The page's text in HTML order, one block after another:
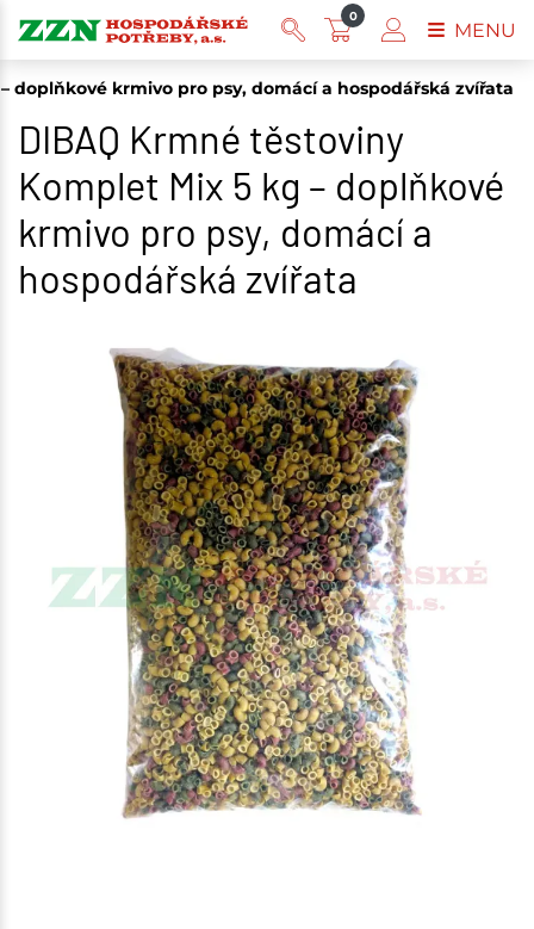
doplňkové krmivo pro psy, domácí a hospodářská zvířata
DIBAQ Krmné těstoviny
Komplet Mix 5 kg – doplňkové
krmivo pro psy, domácí a
hospodářská zvířata
0
MENU